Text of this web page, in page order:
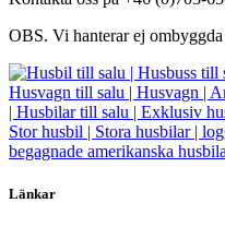
OBS. Vi hanterar ej
Länkar